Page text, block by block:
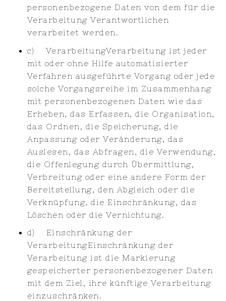
personenbezogene Daten von dem für die
Verarbeitung Verantwortlichen
verarbeitet werden.
c) VerarbeitungVerarbeitung ist jeder
mit oder ohne Hilfe automatisierter
Verfahren ausgeführte Vorgang oder jede
solche Vorgangsreihe im Zusammenhang
mit personenbezogenen Daten wie das
Erheben, das Erfassen, die Organisation,
das Ordnen, die Speicherung, die
Anpassung oder Veränderung, das
Auslesen, das Abfragen, die Verwendung,
die Offenlegung durch Übermittlung,
Verbreitung oder eine andere Form der
Bereitstellung, den Abgleich oder die
Verknüpfung, die Einschränkung, das
Löschen oder die Vernichtung.
d) Einschränkung der
VerarbeitungEinschränkung der
Verarbeitung ist die Markierung
gespeicherter personenbezogener Daten
mit dem Ziel, ihre künftige Verarbeitung
einzuschränken.